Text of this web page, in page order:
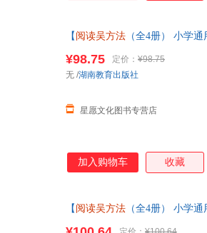
【 阅读吴方法 （全4册） 小学
¥98.75 定价： ¥98.75
星愿文化图书专营店
无 /湖南教育出版社
加入购物车 收藏
【 阅读吴方法 （全4册） 小学